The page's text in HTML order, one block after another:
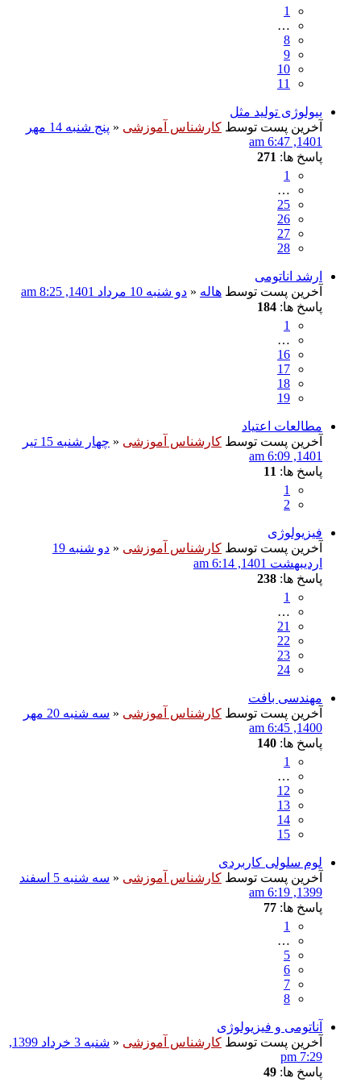
1
…
8
9
10
11
بیولوژی تولید مثل
آخرین پست توسط کارشناس آموزشی «
پنج شنبه 14 مهر
1401, 6:47 am
پاسخ ها: 271
1
…
25
26
27
28
ارشد اناتومی
آخرین پست توسط هاله « دو شنبه 10 مرداد 1401, 8:25 am
پاسخ ها: 184
1
…
16
17
18
19
مطالعات اعتیاد
آخرین پست توسط کارشناس آموزشی «
چهار شنبه 15 تیر
1401, 6:09 am
پاسخ ها: 11
1
2
فیزیولوژی
آخرین پست توسط کارشناس آموزشی «
دو شنبه 19
اردیبهشت 1401, 6:14 am
پاسخ ها: 238
1
…
21
22
23
24
مهندسی بافت
آخرین پست توسط کارشناس آموزشی «
سه شنبه 20 مهر
1400, 6:45 am
پاسخ ها: 140
1
…
12
13
14
15
لوم سلولی کاربردی
آخرین پست توسط کارشناس آموزشی «
سه شنبه 5 اسفند
1399, 6:19 am
پاسخ ها: 77
1
…
5
6
7
8
آناتومی و فیزیولوژی
آخرین پست توسط کارشناس آموزشی «
شنبه 3 خرداد 1399,
7:29 pm
پاسخ ها: 49